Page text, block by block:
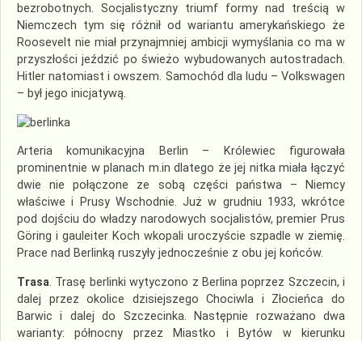
bezrobotnych. Socjalistyczny triumf formy nad treścią w
Niemczech tym się różnił od wariantu amerykańskiego że
Roosevelt nie miał przynajmniej ambicji wymyślania co ma w
przyszłości jeździć po świeżo wybudowanych autostradach.
Hitler natomiast i owszem. Samochód dla ludu – Volkswagen
– był jego inicjatywą.
Arteria komunikacyjna Berlin – Królewiec figurowała
prominentnie w planach m.in dlatego że jej nitka miała łączyć
dwie nie połączone ze sobą części państwa – Niemcy
właściwe i Prusy Wschodnie. Już w grudniu 1933, wkrótce
pod dojściu do władzy narodowych socjalistów, premier Prus
Göring i gauleiter Koch wkopali uroczyście szpadle w ziemię.
Prace nad Berlinką ruszyły jednocześnie z obu jej końców.
Trasa. Trasę berlinki wytyczono z Berlina poprzez Szczecin, i
dalej przez okolice dzisiejszego Chociwla i Złocieńca do
Barwic i dalej do Szczecinka. Następnie rozważano dwa
warianty: północny przez Miastko i Bytów w kierunku